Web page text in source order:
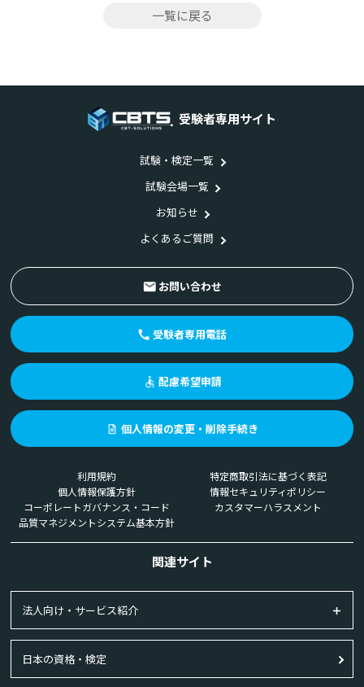
一覧に戻る
受験者専用サイト
試験・検定一覧
試験会場一覧
お知らせ
よくあるご質問
お問い合わせ
受験者専用電話
配慮希望申請
個人情報の変更・削除手続き
利用規約
特定商取引法に基づく表記
個人情報保護方針
情報セキュリティポリシー
コーポレートガバナンス・コード
カスタマーハラスメント
品質マネジメントシステム基本方針
関連サイト
法人向け・サービス紹介
日本の資格・検定